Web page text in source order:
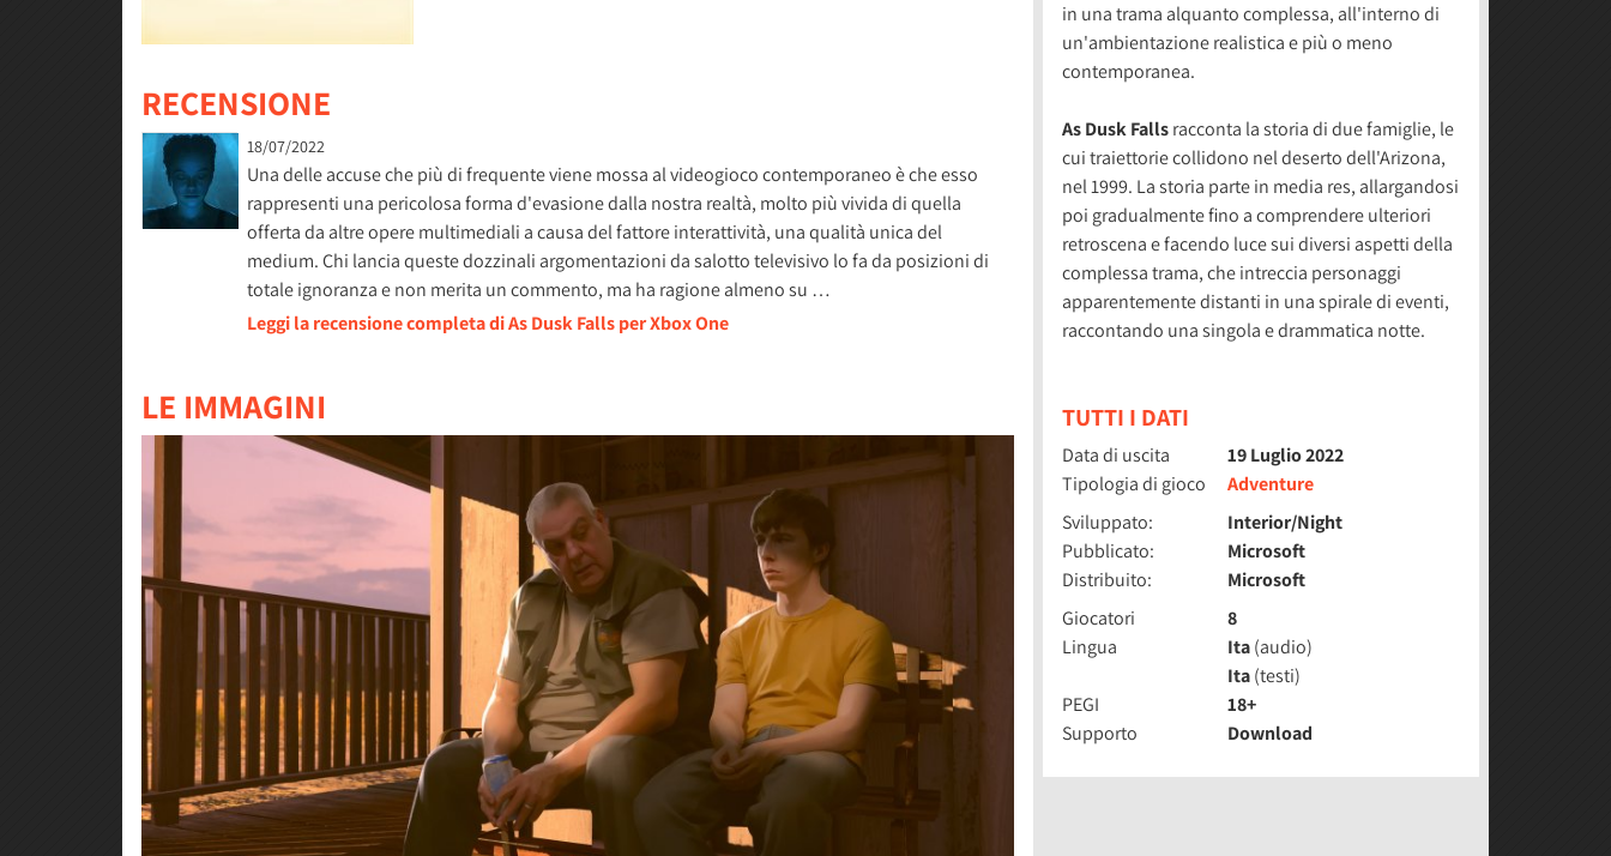
RECENSIONE
18/07/2022
Una delle accuse che più di frequente viene mossa al videogioco contemporaneo è che esso
rappresenti una pericolosa forma d'evasione dalla nostra realtà, molto più vivida di quella
offerta da altre opere multimediali a causa del fattore interattività, una qualità unica del
medium. Chi lancia queste dozzinali argomentazioni da salotto televisivo lo fa da posizioni di
totale ignoranza e non merita un commento, ma ha ragione almeno su …
Leggi la recensione completa di As Dusk Falls per Xbox One
LE IMMAGINI
in una trama alquanto complessa, all'interno di
un'ambientazione realistica e più o meno
contemporanea.
As Dusk Fallsracconta la storia di due famiglie, le
cui traiettorie collidono nel deserto dell'Arizona,
nel 1999. La storia parte in media res, allargandosi
poi gradualmente fino a comprendere ulteriori
retroscena e facendo luce sui diversi aspetti della
complessa trama, che intreccia personaggi
apparentemente distanti in una spirale di eventi,
raccontando una singola e drammatica notte.
TUTTI I DATI
Data di uscita
19 Luglio 2022
Tipologia di gioco
Adventure
Sviluppato:
Interior/Night
Pubblicato:
Microsoft
Distribuito:
Microsoft
Giocatori
8
Lingua
Ita(audio)
Ita(testi)
PEGI
18+
Supporto
Download